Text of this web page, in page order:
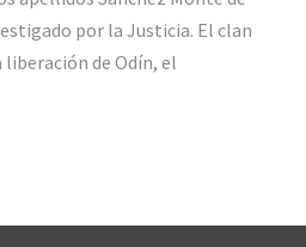
por la Justicia. El clan
de Odín, el